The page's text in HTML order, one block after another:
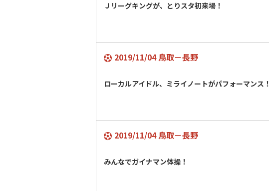
Ｊリーグキングが、とりスタ初来場！
2019/11/04 鳥取－長野
ローカルアイドル、ミライノートがパフォーマンス！
2019/11/04 鳥取－長野
みんなでガイナマン体操！